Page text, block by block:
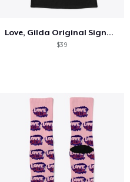
Love, Gilda Original Signature T-shirt
$39